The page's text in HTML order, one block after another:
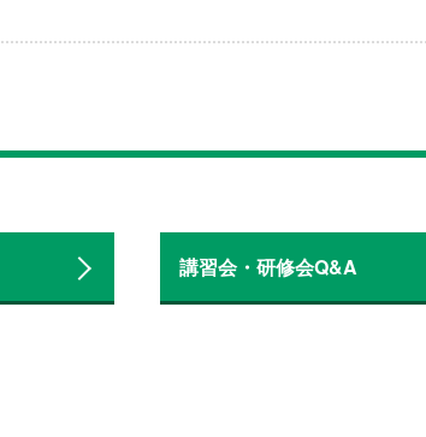
講習会・研修会Q&A